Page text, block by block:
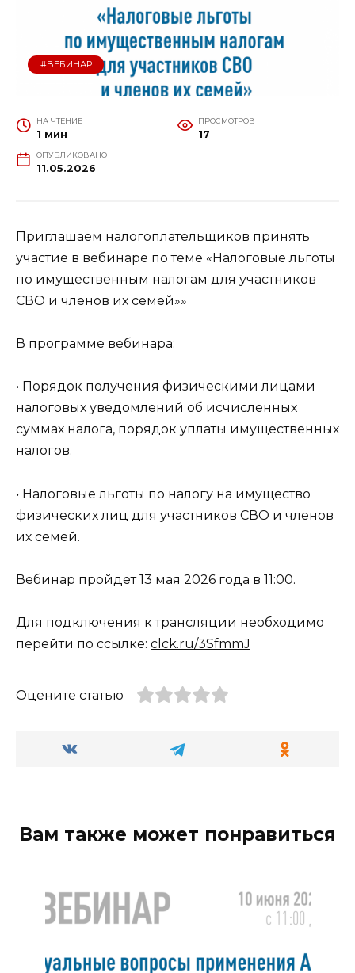
#ВЕБИНАР
НА ЧТЕНИЕ
1 мин
ПРОСМОТРОВ
17
ОПУБЛИКОВАНО
11.05.2026
Приглашаем налогоплательщиков принять
участие в вебинаре по теме «Налоговые льготы
по имущественным налогам для участников
СВО и членов их семей»»
В программе вебинара:
• Порядок получения физическими лицами
налоговых уведомлений об исчисленных
суммах налога, порядок уплаты имущественных
налогов.
• Налоговые льготы по налогу на имущество
физических лиц для участников СВО и членов
их семей.
Вебинар пройдет 13 мая 2026 года в 11:00.
Для подключения к трансляции необходимо
перейти по ссылке: clck.ru/3SfmmJ
Оцените статью
Вам также может понравиться